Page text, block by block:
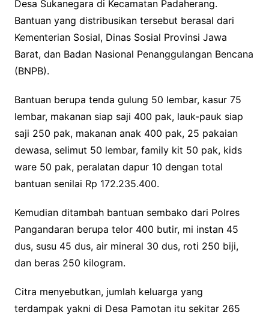
Desa Sukanegara di Kecamatan Padaherang.
Bantuan yang distribusikan tersebut berasal dari
Kementerian Sosial, Dinas Sosial Provinsi Jawa
Barat, dan Badan Nasional Penanggulangan Bencana
(BNPB).
Bantuan berupa tenda gulung 50 lembar, kasur 75
lembar, makanan siap saji 400 pak, lauk-pauk siap
saji 250 pak, makanan anak 400 pak, 25 pakaian
dewasa, selimut 50 lembar, family kit 50 pak, kids
ware 50 pak, peralatan dapur 10 dengan total
bantuan senilai Rp 172.235.400.
Kemudian ditambah bantuan sembako dari Polres
Pangandaran berupa telor 400 butir, mi instan 45
dus, susu 45 dus, air mineral 30 dus, roti 250 biji,
dan beras 250 kilogram.
Citra menyebutkan, jumlah keluarga yang
terdampak yakni di Desa Pamotan itu sekitar 265